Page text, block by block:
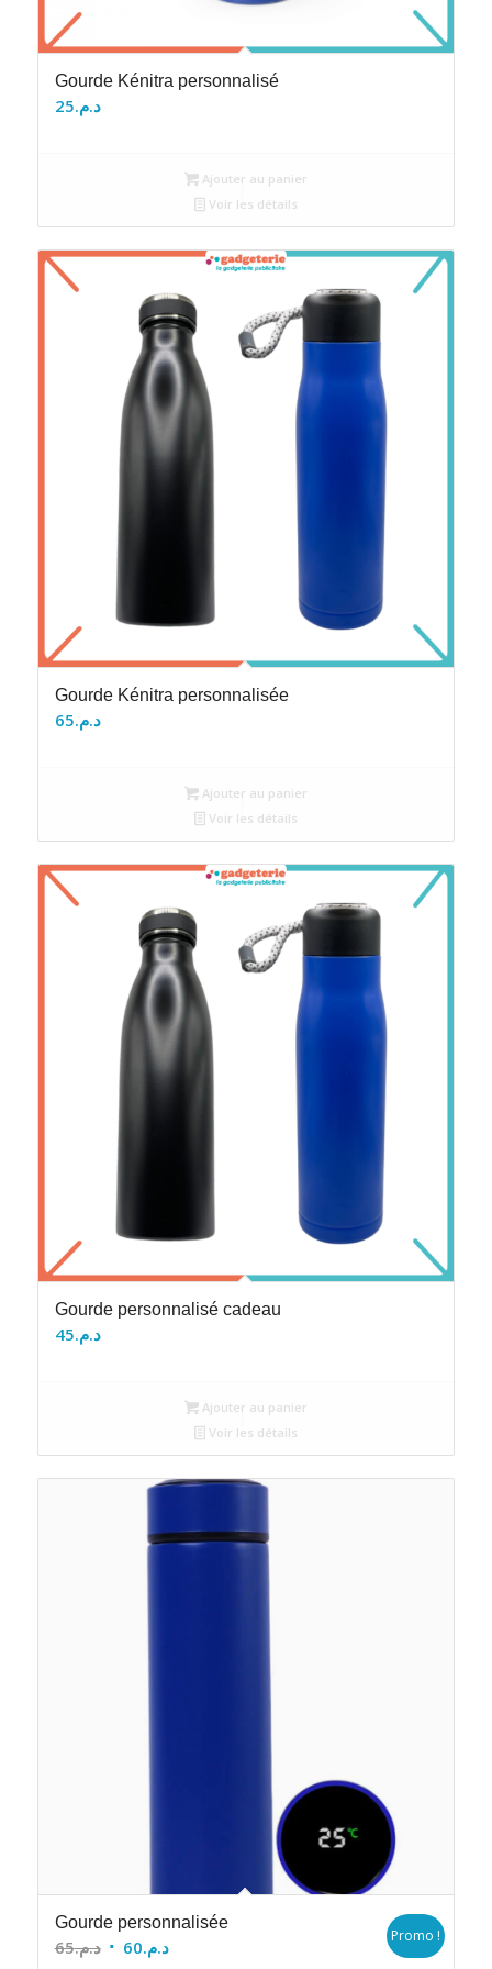
Gourde Kénitra personnalisé
د.م.25
Ajouter au panier
Voir les détails
Gourde Kénitra personnalisée
د.م.65
Ajouter au panier
Voir les détails
Gourde personnalisé cadeau
د.م.45
Ajouter au panier
Voir les détails
Gourde personnalisée
د.م.65
Le
د.م.60
Le
Promo !